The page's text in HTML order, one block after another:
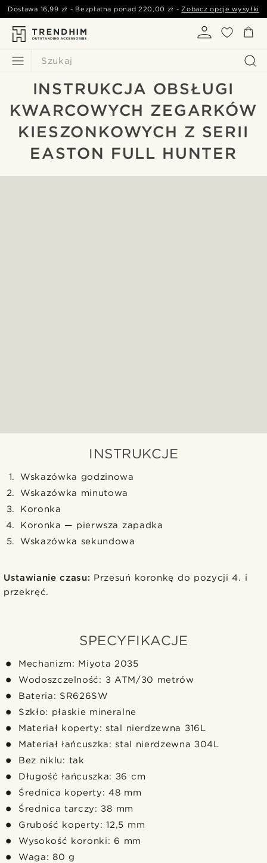
Szukaj
Dostawa 16,99 zł - Bezpłatna ponad220,00 zł -Zobacz opcje wysyłki
INSTRUKCJA OBSŁUGI
KWARCOWYCH ZEGARKÓW
KIESZONKOWYCH Z SERII
EASTON FULL HUNTER
INSTRUKCJE
Wskazówka godzinowa
Wskazówka minutowa
Koronka
Koronka — pierwsza zapadka
Wskazówka sekundowa
Ustawianie czasu: Przesuń koronkę do pozycji 4. i
przekręć.
SPECYFIKACJE
Mechanizm: Miyota 2035
Wodoszczelność: 3 ATM/30 metrów
Bateria: SR626SW
Szkło: płaskie mineralne
Materiał koperty: stal nierdzewna 316L
Materiał łańcuszka: stal nierdzewna 304L
Bez niklu: tak
Długość łańcuszka: 36 cm
Średnica koperty: 48 mm
Średnica tarczy: 38 mm
Grubość koperty: 12,5 mm
Wysokość koronki: 6 mm
Waga: 80 g